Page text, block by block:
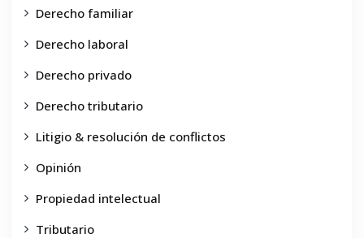
Derecho familiar
Derecho laboral
Derecho privado
Derecho tributario
Litigio & resolución de conflictos
Opinión
Propiedad intelectual
Tributario